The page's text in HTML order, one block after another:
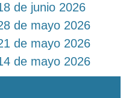
de junio 2026
de mayo 2026
de mayo 2026
de mayo 2026